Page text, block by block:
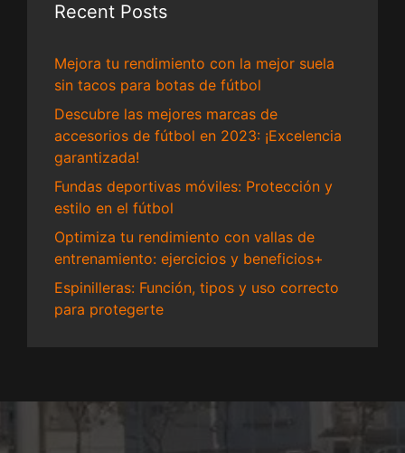
Recent Posts
Mejora tu rendimiento con la mejor suela
sin tacos para botas de fútbol
Descubre las mejores marcas de
accesorios de fútbol en 2023: ¡Excelencia
garantizada!
Fundas deportivas móviles: Protección y
estilo en el fútbol
Optimiza tu rendimiento con vallas de
entrenamiento: ejercicios y beneficios+
Espinilleras: Función, tipos y uso correcto
para protegerte